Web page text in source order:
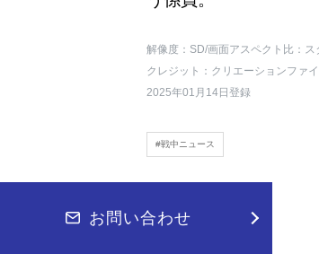
解像度：SD/画面アスペクト比：ス
クレジット：クリエーションファ
2025年01月14日登録
#戦中ニュース
お問い合わせ